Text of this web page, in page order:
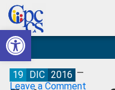
Abrir barra de herramientas
Skip
to
primary
navigation
Skip
to
main
content
Skip
to
primary
sidebar
Skip
to
footer
Consejo
de
Participación
Construyendo
Poder
Ciudadano
19 DIC 2016
Leave a Comment